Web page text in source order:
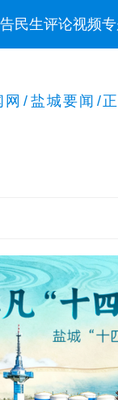
民生评论视频
/ 盐城要闻 /